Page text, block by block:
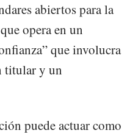
abiertos para la
opera en un
que involucra
titular y un
puede actuar como